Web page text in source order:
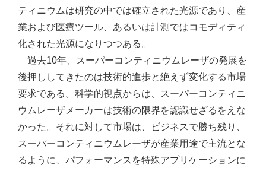
ティニウムは研究の中では確立された光源であり、産
業および医療ツール、あるいは計測ではコモディティ
化された光源になりつつある。
過去10年、スーパーコンティニウムレーザの発展を
後押ししてきたのは技術的進歩と絶えず変化する市場
要求である。科学的視点からは、スーパーコンティニ
ウムレーザメーカーは技術の限界を認識せざるをえな
かった。それに対して市場は、ビジネスで勝ち残り、
スーパーコンティニウムレーザが産業用途で主流とな
るように、パフォーマンスを特殊アプリケーションに